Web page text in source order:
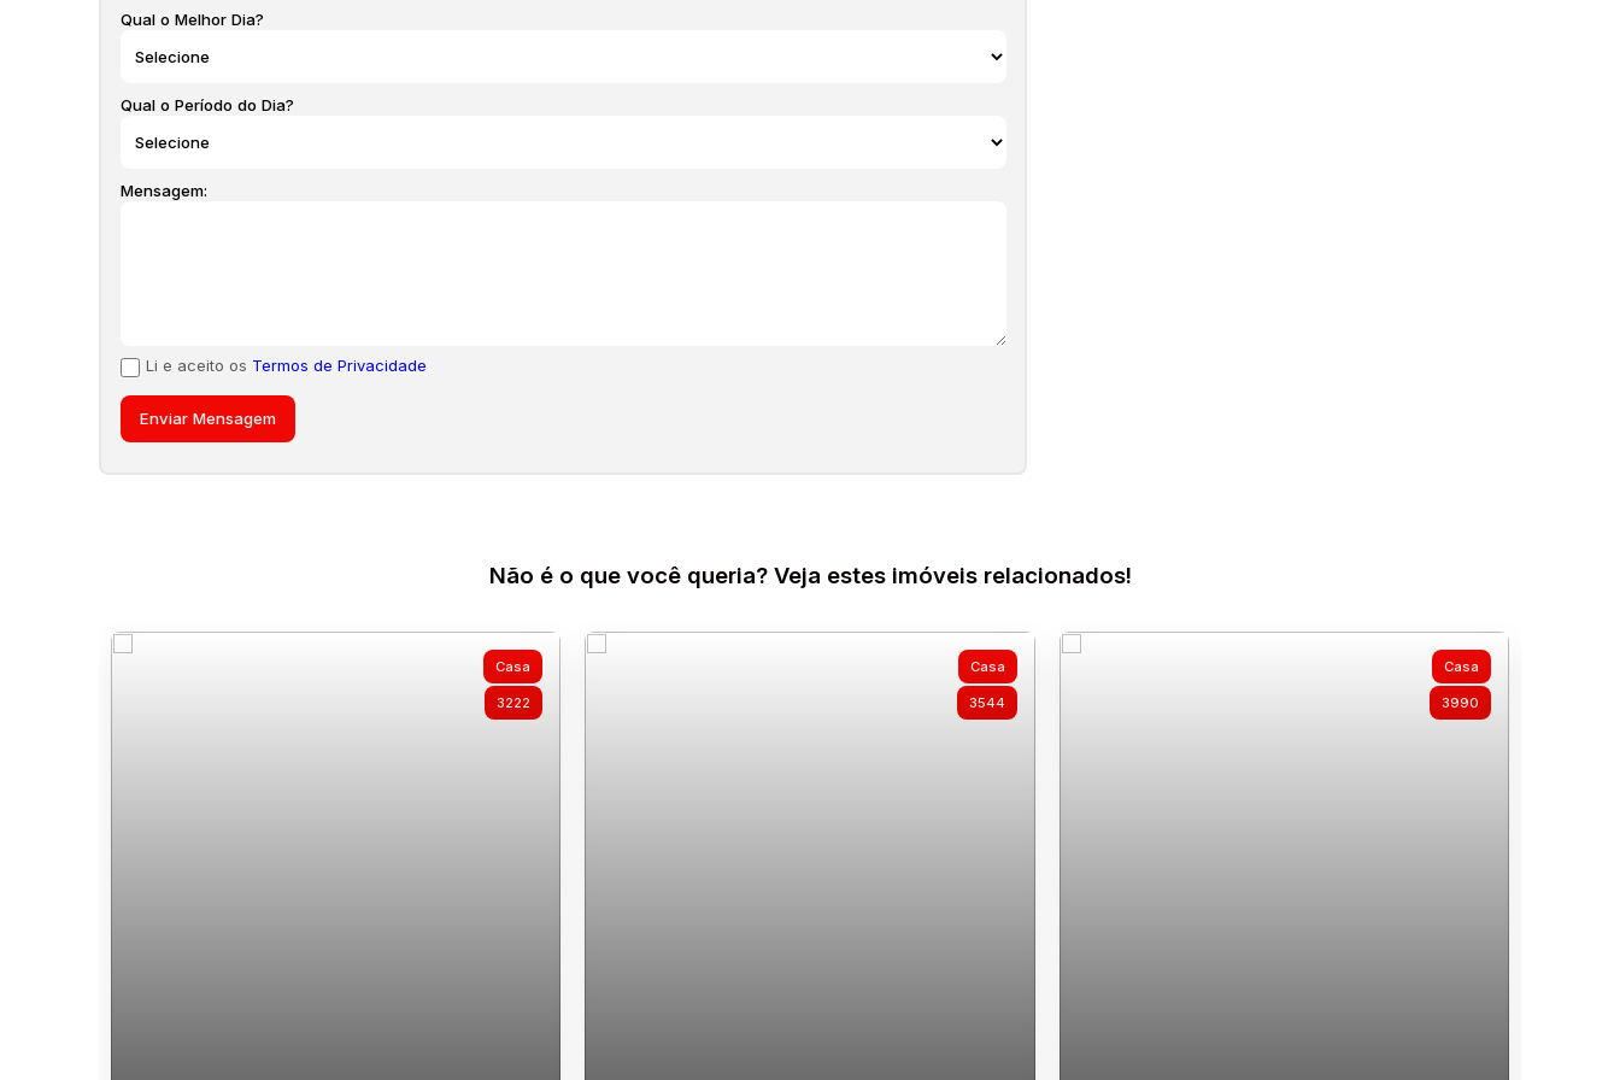
Qual o Melhor Dia?
Qual o Período do Dia?
Mensagem:
Li e aceito os Termos de Privacidade
Não é o que você queria? Veja estes imóveis relacionados!
Casa
3222
Casa
3544
Casa
3990